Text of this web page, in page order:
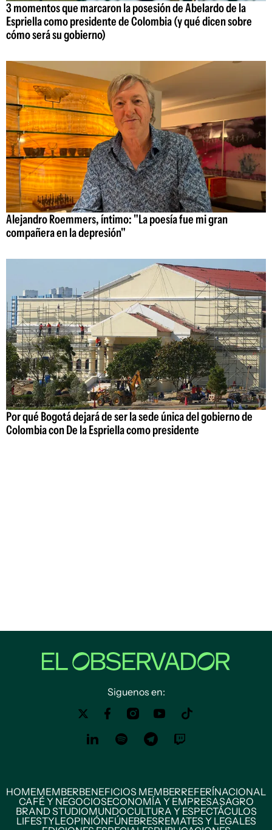
3 momentos que marcaron la posesión de Abelardo de la
Espriella como presidente de Colombia (y qué dicen sobre
cómo será su gobierno)
Alejandro Roemmers, íntimo: "La poesía fue mi gran
compañera en la depresión"
Por qué Bogotá dejará de ser la sede única del gobierno de
Colombia con De la Espriella como presidente
Siguenos en:
HOMEMEMBERBENEFICIOS MEMBERREFERÍNACIONAL
CAFÉ Y NEGOCIOSECONOMÍA Y EMPRESASAGRO
BRAND STUDIOMUNDOCULTURA Y ESPECTÁCULOS
LIFESTYLEOPINIÓNFÚNEBRESREMATES Y LEGALES